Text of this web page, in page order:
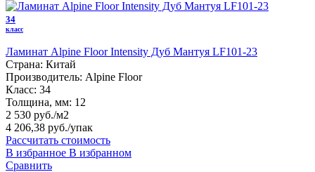
34
класс
Ламинат Alpine Floor Intensity Дуб Мантуя LF101-23
Страна: Китай
Производитель: Alpine Floor
Класс: 34
Толщина, мм: 12
2 530 руб./м2
4 206,38 руб./упак
Рассчитать стоимость
В избранное В избранном
Сравнить